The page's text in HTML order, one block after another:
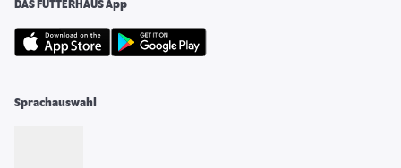
DAS FUTTERHAUS App
Sprachauswahl